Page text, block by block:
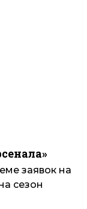
заявок на
сезон